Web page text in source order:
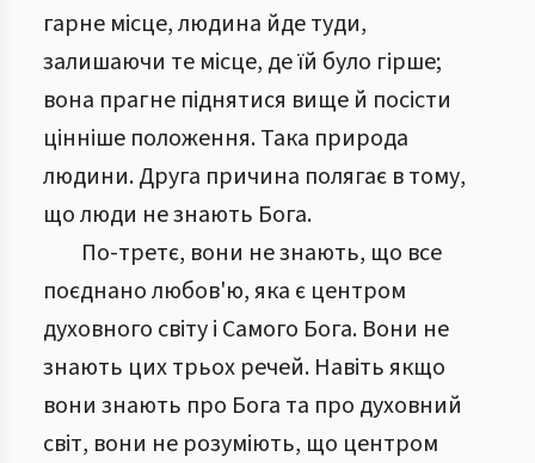
гарне місце, людина йде туди,
залишаючи те місце, де їй було гірше;
вона прагне піднятися вище й посісти
цінніше положення. Така природа
людини. Друга причина полягає в тому,
що люди не знають Бога.
По-третє, вони не знають, що все
поєднано любов'ю, яка є центром
духовного світу і Самого Бога. Вони не
знають цих трьох речей. Навіть якщо
вони знають про Бога та про духовний
світ, вони не розуміють, що центром